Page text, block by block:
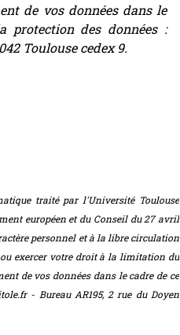
de vos données dans le
protection des données :
Toulouse cedex 9.
traité par l'Université Toulouse
européen et du Conseil du 27 avril
personnel et à la libre circulation
ou exercer votre droit à la limitation du
de vos données dans le cadre de ce
- Bureau AR195, 2 rue du Doyen